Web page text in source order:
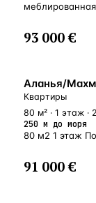
меблированная
93 000 €
У МОРЯ
Аланья/
Квартиры
80 м² · 1 этаж ·
250 м до моря
80 м2 1 этаж
91 000 €